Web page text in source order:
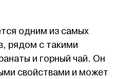
одним из самых
рядом с такими
и горный чай. Он
свойствами и может